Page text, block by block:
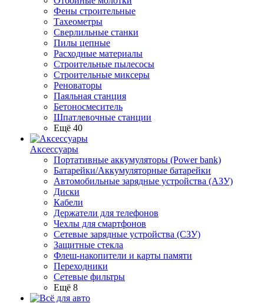
Фены строительные
Тахеометры
Сверлильные станки
Пилы цепные
Расходные материалы
Строительные пылесосы
Строительные миксеры
Реноваторы
Паяльная станция
Бетоносмеситель
Шпатлевочные станции
Ещё 40
Аксессуары
Портативные аккумуляторы (Power bank)
Батарейки/Аккумуляторные батарейки
Автомобильные зарядные устройства (АЗУ)
Диски
Кабели
Держатели для телефонов
Чехлы для смартфонов
Сетевые зарядные устройства (СЗУ)
Защитные стекла
Флеш-накопители и карты памяти
Переходники
Сетевые фильтры
Ещё 8